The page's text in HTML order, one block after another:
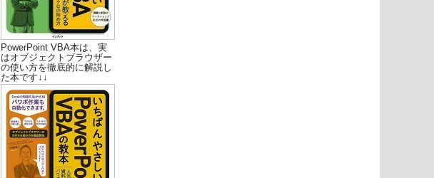
PowerPoint VBA本は、実
はオブジェクトブラウザー
の使い方を徹底的に解説し
た本です↓↓